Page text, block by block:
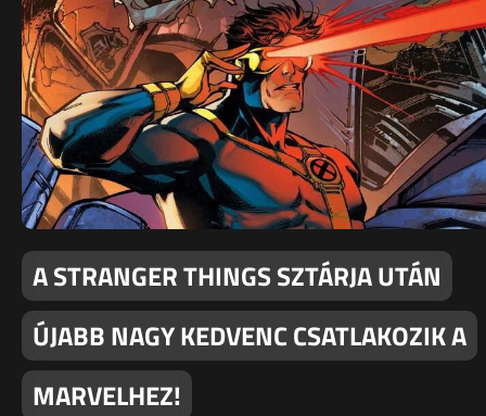
A STRANGER THINGS SZTÁRJA UTÁN
ÚJABB NAGY KEDVENC CSATLAKOZIK A
MARVELHEZ!